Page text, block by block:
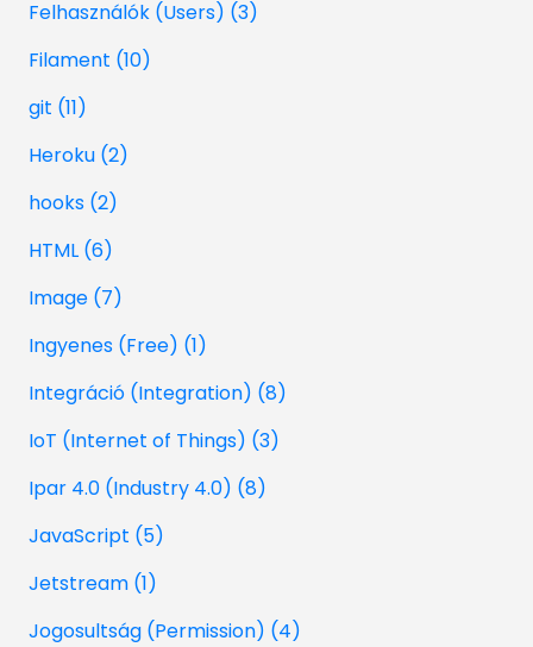
Felhasználók (Users) (3)
Filament (10)
git (11)
Heroku (2)
hooks (2)
HTML (6)
Image (7)
Ingyenes (Free) (1)
Integráció (Integration) (8)
IoT (Internet of Things) (3)
Ipar 4.0 (Industry 4.0) (8)
JavaScript (5)
Jetstream (1)
Jogosultság (Permission) (4)